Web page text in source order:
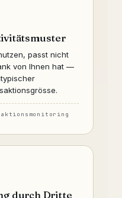
passt nicht
von Ihnen hat —
durch Dritte